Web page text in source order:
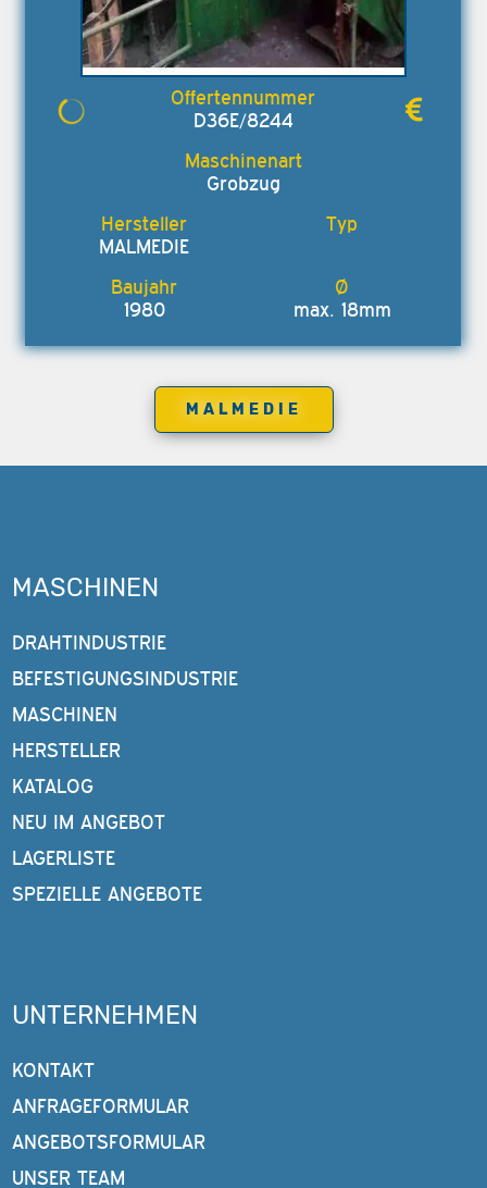
D36E/8244
Grobzug
MALMEDIE
1980 max. 18mm
MALMEDIE
MASCHINEN
DRAHTINDUSTRIE
BEFESTIGUNGSINDUSTRIE
MASCHINEN
HERSTELLER
KATALOG
NEU IM ANGEBOT
LAGERLISTE
SPEZIELLE ANGEBOTE
UNTERNEHMEN
KONTAKT
ANFRAGEFORMULAR
ANGEBOTSFORMULAR
UNSER TEAM